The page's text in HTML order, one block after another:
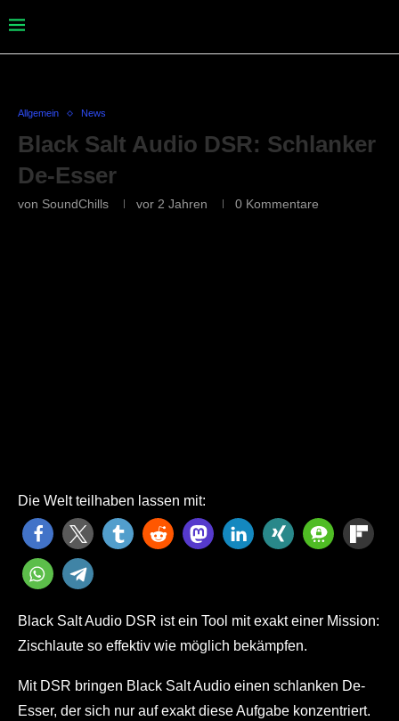
Allgemein News
Black Salt Audio DSR: Schlanker
De-Esser
von SoundChills vor 2 Jahren 0 Kommentare
Die Welt teilhaben lassen mit:
Black Salt Audio DSR ist ein Tool mit exakt einer Mission:
Zischlaute so effektiv wie möglich bekämpfen.
Mit DSR bringen Black Salt Audio einen schlanken De-
Esser, der sich nur auf exakt diese Aufgabe konzentriert.